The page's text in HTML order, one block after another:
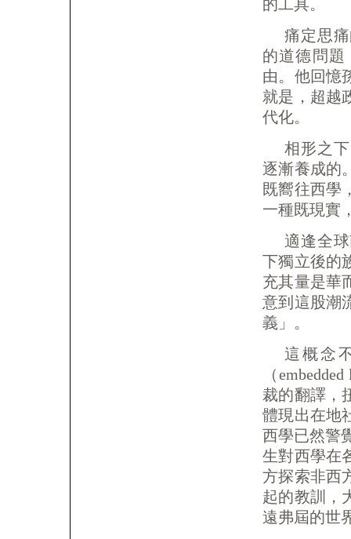
的工具。
痛定思
的道德問題
由。他回憶
就是，超越
代化。
相形之
逐漸養成的
既嚮往西學
一種既現實
適逢全
下獨立後的
充其量是華
意到這股潮
義」。
這概念
（
裁的翻譯，
體現出在地
西學已然警
生對西學在
方探索非西
起的教訓，
遠弗屆的世